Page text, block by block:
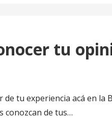
tu
de tu experiencia acá en la
conozcan de tus…